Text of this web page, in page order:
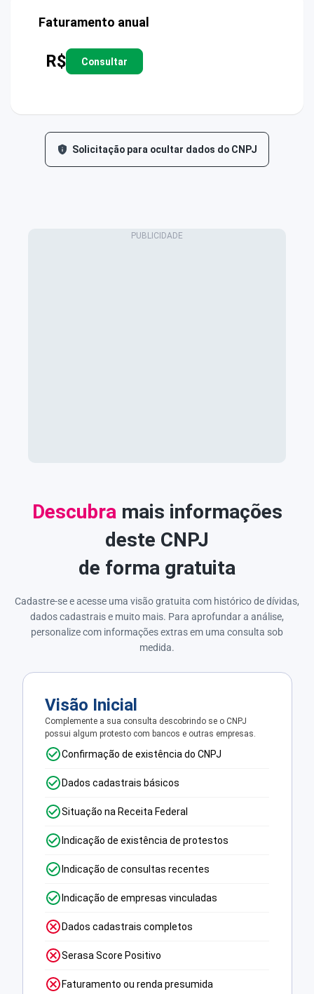
Faturamento anual
R$ Consultar
Solicitação para ocultar dados do CNPJ
Descubramais informações
deste CNPJ
de forma gratuita
Cadastre-se e acesse uma visão gratuita com histórico de dívidas,
dados cadastrais e muito mais. Para aprofundar a análise,
personalize com informações extras em uma consulta sob
medida.
Visão Inicial
Complemente a sua consulta descobrindo se o CNPJ
possui algum protesto com bancos e outras empresas.
Confirmação de existência do CNPJ
Dados cadastrais básicos
Situação na Receita Federal
Indicação de existência de protestos
Indicação de consultas recentes
Indicação de empresas vinculadas
Dados cadastrais completos
Serasa Score Positivo
Faturamento ou renda presumida